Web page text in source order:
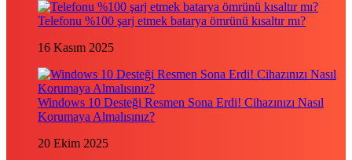
Telefonu %100 şarj etmek batarya ömrünü kısaltır mı?
16 Kasım 2025
Windows 10 Desteği Resmen Sona Erdi! Cihazınızı Nasıl
Korumaya Almalısınız?
20 Ekim 2025